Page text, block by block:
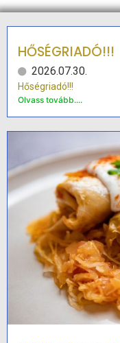
HŐSÉGRIADÓ!!!
2026.07.30.
Hőségriadó!!!
Olvass tovább....